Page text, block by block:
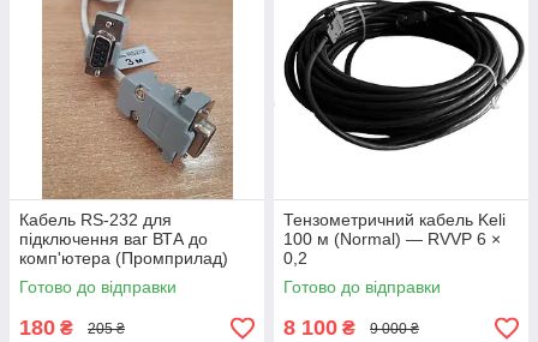
Кабель RS-232 для
підключення ваг ВТА до
комп'ютера (Промприлад)
Готово до відправки
180 ₴ 205 ₴
Тензометричний кабель Keli
100 м (Normal) — RVVP 6 ×
0,2
Готово до відправки
8 100 ₴ 9 000 ₴